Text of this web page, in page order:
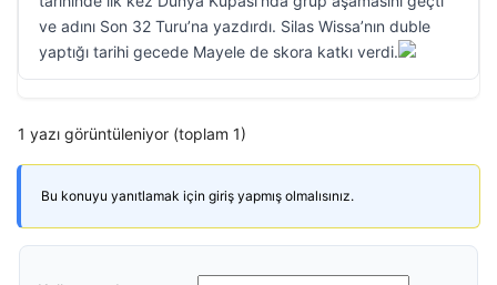
ve adını Son 32 Turu’na yazdırdı. Silas Wissa’nın duble
yaptığı tarihi gecede Mayele de skora katkı verdi.
1 yazı görüntüleniyor (toplam 1)
Bu konuyu yanıtlamak için giriş yapmış olmalısınız.